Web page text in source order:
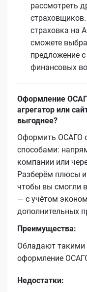
рассмотреть
страховка на
сможете
предложение
финансовых
Оформление
агрегатор или
выгоднее?
Оформить ОСАГО
способами:
компании или
Разберём плюсы
чтобы вы смогли
— с учётом
дополнительных
Преимущества:
Обладают такими
оформление
Недостатки: